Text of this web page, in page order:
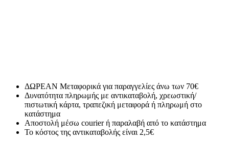
ΔΩΡΕΑΝ Μεταφορικά για παραγγελίες άνω των 70€
Δυνατότητα πληρωμής με αντικαταβολή, χρεωστική/
πιστωτική κάρτα, τραπεζική μεταφορά ή πληρωμή στο
κατάστημα
Αποστολή μέσω courier ή παραλαβή από το κατάστημα
Το κόστος της αντικαταβολής είναι 2,5€